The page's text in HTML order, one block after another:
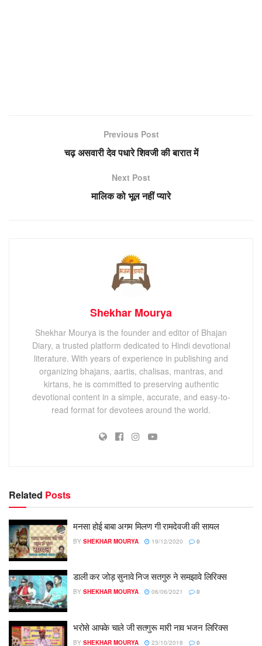
Previous Post
चढ़ असवारी देव पधारे शिवजी की बारात में
Next Post
मालिक को भूल नहीं प्यारे
Shekhar Mourya
Shekhar Mourya is the founder and editor of Bhajan
Diary, a trusted platform dedicated to Hindi devotional
literature. With years of experience in publishing and
organizing bhajans, aartis, chalisas, mantras, and
kirtans, he is committed to preserving authentic
devotional content in a simple, accurate, and easy-to-
read format for devotees around the world.
Related Posts
मनसा होई बाबा अगम मिलण गी रामदेवजी की सायल
BY SHEKHAR MOURYA 19/12/2020 0
डाली कर जोड़ सुनावे निज सतगुरु ने समझावे लिरिक्स
BY SHEKHAR MOURYA 06/06/2021 0
भरोसे आपके चाले जी सतगुरू मारी नाव भजन लिरिक्स
BY SHEKHAR MOURYA 23/10/2018 0